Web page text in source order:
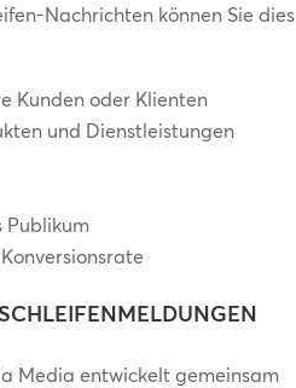
Nachrichten können Sie dies
Kunden oder Klienten
und Dienstleistungen
Publikum
Media entwickelt gemeinsam